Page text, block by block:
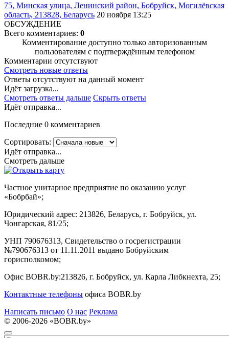
75, Минская улица, Ленинский район, Бобруйск, Могилёвская
область, 213828, Беларусь 20 ноября 13:25
ОБСУЖДЕНИЕ
Всего комментариев: 0
Комментирование доступно только авторизованным
пользователям с подтверждённым телефоном
Комментарии отсутствуют
Смотреть новые ответы
Ответы отсутствуют на данный момент
Идёт загрузка...
Смотреть ответы дальше Скрыть ответы
Идёт отправка...
Последние 0 комментариев
Сортировать:
Идёт отправка...
Смотреть дальше
Частное унитарное предприятие по оказанию услуг
«Бобрбай»;
Юридический адрес: 213826, Беларусь, г. Бобруйск, ул.
Чонгарская, 81/25;
УНП 790676313, Свидетельство о госрегистрации
№790676313 от 11.11.2011 выдано Бобруйским
горисполкомом;
Офис BOBR.by:213826, г. Бобруйск, ул. Карла Либкнехта, 25;
Контактные телефоны офиса BOBR.by
Написать письмо О нас Реклама
© 2006-2026 «BOBR.by»